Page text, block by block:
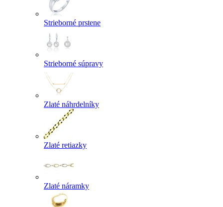
Strieborné prstene
Strieborné súpravy
Zlaté náhrdelníky
Zlaté retiazky
Zlaté náramky